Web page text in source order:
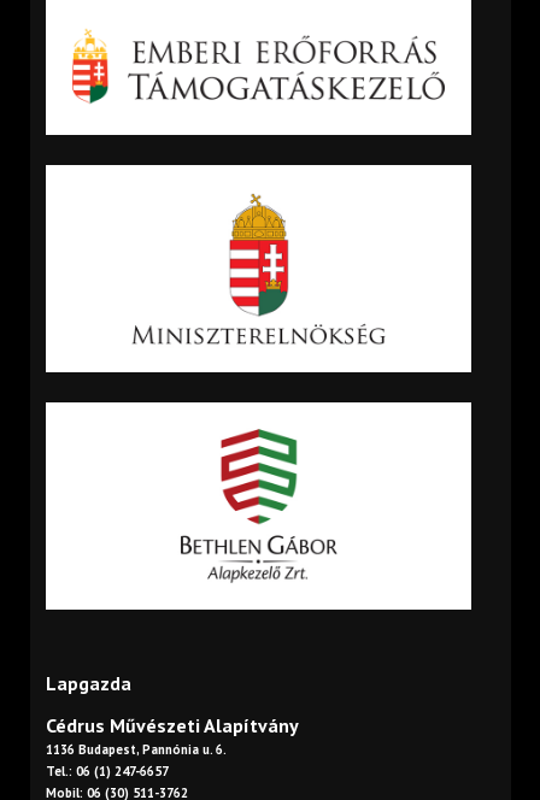
Lapgazda
Cédrus Művészeti Alapítvány
1136 Budapest, Pannónia u. 6.
Tel.: 06 (1) 247-6657
Mobil: 06 (30) 511-3762